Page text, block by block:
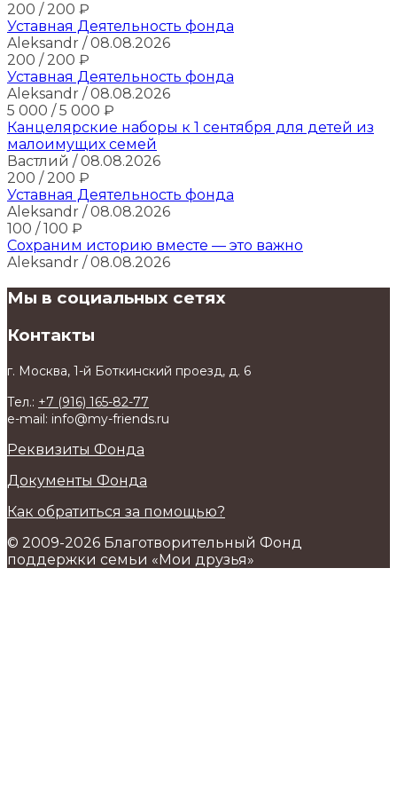
200 / 200 ₽
Уставная Деятельность фонда
Aleksandr / 08.08.2026
200 / 200 ₽
Уставная Деятельность фонда
Aleksandr / 08.08.2026
5 000 / 5 000 ₽
Канцелярские наборы к 1 сентября для детей из
малоимущих семей
Вастлий / 08.08.2026
200 / 200 ₽
Уставная Деятельность фонда
Aleksandr / 08.08.2026
100 / 100 ₽
Сохраним историю вместе — это важно
Aleksandr / 08.08.2026
Мы в социальных сетях
Контакты
г. Москва, 1-й Боткинский проезд, д. 6
Тел.: +7 (916) 165-82-77
e-mail: info@my-friends.ru
Реквизиты Фонда
Документы Фонда
Как обратиться за помощью?
© 2009-2026 Благотворительный Фонд
поддержки семьи «Мои друзья»